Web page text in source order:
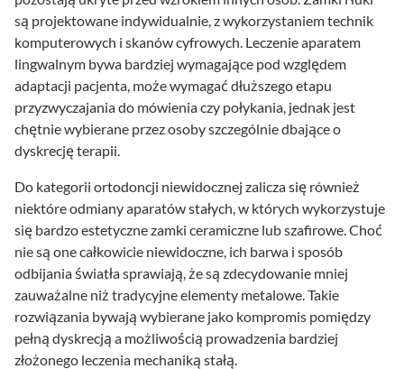
są projektowane indywidualnie, z wykorzystaniem technik
komputerowych i skanów cyfrowych. Leczenie aparatem
lingwalnym bywa bardziej wymagające pod względem
adaptacji pacjenta, może wymagać dłuższego etapu
przyzwyczajania do mówienia czy połykania, jednak jest
chętnie wybierane przez osoby szczególnie dbające o
dyskrecję terapii.
Do kategorii ortodoncji niewidocznej zalicza się również
niektóre odmiany aparatów stałych, w których wykorzystuje
się bardzo estetyczne zamki ceramiczne lub szafirowe. Choć
nie są one całkowicie niewidoczne, ich barwa i sposób
odbijania światła sprawiają, że są zdecydowanie mniej
zauważalne niż tradycyjne elementy metalowe. Takie
rozwiązania bywają wybierane jako kompromis pomiędzy
pełną dyskrecją a możliwością prowadzenia bardziej
złożonego leczenia mechaniką stałą.